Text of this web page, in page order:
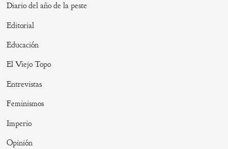
Diario del año de la peste
Editorial
Educación
El Viejo Topo
Entrevistas
Feminismos
Imperio
Opinión